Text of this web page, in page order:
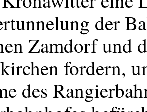
der
Zamdorf und
fordern,
des